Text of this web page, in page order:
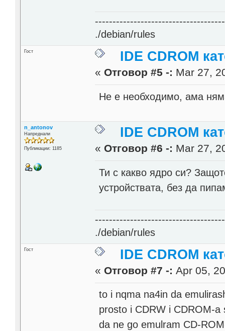
./debian/rules
Гост IDE CDROM
« Отговор #5 -: Mar 27,
Не е необходимо, ама
n_antonov
Напреднали
Публикации: 1185
IDE CDROM
« Отговор #6 -: Mar 27,
Ти с какво ядро си?
устройствата, без да
./debian/rules
Гост IDE CDROM
« Отговор #7 -: Apr 05,
to i nqma na4in da
prosto i CDRW i CDROM-
da ne go emulram CD-